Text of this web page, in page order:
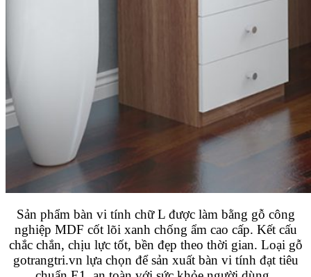
Sản phẩm bàn vi tính chữ L được làm bằng gỗ công
nghiệp MDF cốt lõi xanh chống ẩm cao cấp. Kết cấu
chắc chắn, chịu lực tốt, bền đẹp theo thời gian. Loại gỗ
gotrangtri.vn lựa chọn để sản xuất bàn vi tính đạt tiêu